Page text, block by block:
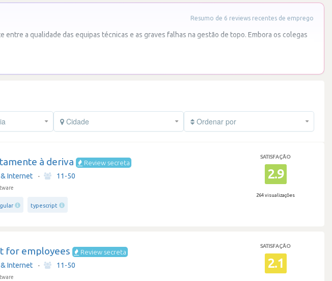
Resumo de 6 reviews recentes de emprego
a qualidade das equipas técnicas e as graves falhas na gestão de topo. Embora os colegas
Cidade Ordenar por
à deriva Review secreta
Internet · 11-50
typescript
SATISFAÇÃO
2.9
264 visualizações
for employees Review secreta
Internet · 11-50
SATISFAÇÃO
2.1